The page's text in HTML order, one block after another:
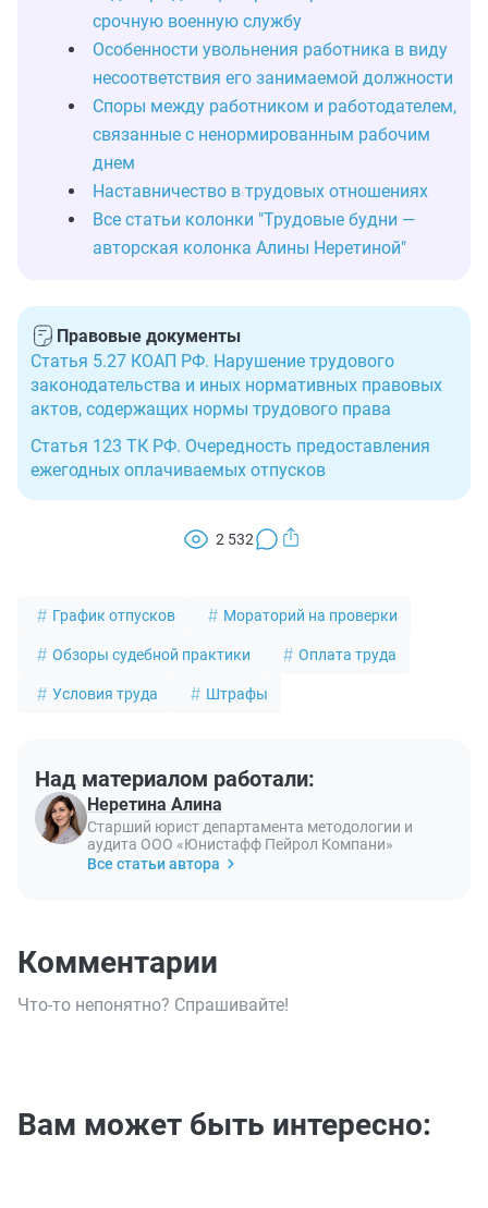
срочную военную службу
Особенности увольнения работника в виду
несоответствия его занимаемой должности
Споры между работником и работодателем,
связанные с ненормированным рабочим
днем
Наставничество в трудовых отношениях
Все статьи колонки "Трудовые будни —
авторская колонка Алины Неретиной"
Правовые документы
Статья 5.27 КОАП РФ. Нарушение трудового
законодательства и иных нормативных правовых
актов, содержащих нормы трудового права
Статья 123 ТК РФ. Очередность предоставления
ежегодных оплачиваемых отпусков
2 532
График отпусков Мораторий на проверки
Обзоры судебной практики Оплата труда
Условия труда Штрафы
Над материалом работали:
Неретина Алина
Старший юрист департамента методологии и
аудита ООО «Юнистафф Пейрол Компани»
Все статьи автора
Комментарии
Что-то непонятно? Спрашивайте!
Вам может быть интересно: